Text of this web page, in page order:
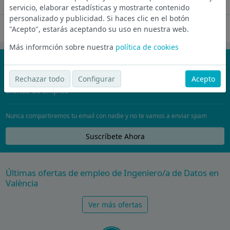
Ver más
Oferta desactivada
¡No te pierdas nada!
Únete a la comunidad de wijobs y recibe por email las mejores
ofertas de empleo
Nunca compartiremos tu email con nadie y no te vamos a enviar spam
Suscríbete Ahora
Últimas ofertas de empleo de Ingeniero/a de Datos en
València
Ver más ofertas
servicio, elaborar estadísticas y mostrarte contenido
personalizado y publicidad. Si haces clic en el botón
"Acepto", estarás aceptando su uso en nuestra web.
Más informción sobre nuestra política de cookies
Rechazar todo Configurar Acepto